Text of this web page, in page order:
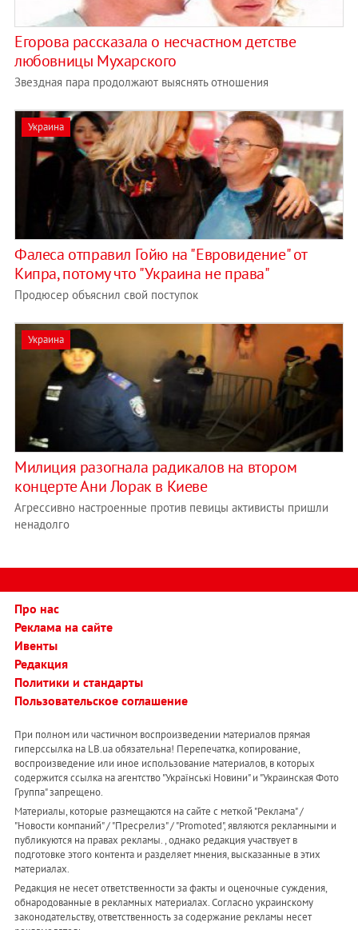
Егорова рассказала о несчастном детстве
любовницы Мухарского
Звездная пара продолжают выяснять отношения
Украина
Фалеса отправил Гойю на "Евровидение" от
Кипра, потому что "Украина не права"
Продюсер объяснил свой поступок
Украина
Милиция разогнала радикалов на втором
концерте Ани Лорак в Киеве
Агрессивно настроенные против певицы активисты пришли
ненадолго
Про нас
Реклама на сайте
Ивенты
Редакция
Политики и стандарты
Пользовательское соглашение
При полном или частичном воспроизведении материалов прямая
гиперссылка на LB.ua обязательна! Перепечатка, копирование,
воспроизведение или иное использование материалов, в которых
содержится ссылка на агентство "Українськi Новини" и "Украинская Фото
Группа" запрещено.
Материалы, которые размещаются на сайте с меткой "Реклама" /
"Новости компаний" / "Пресрелиз" / "Promoted", являются рекламными и
публикуются на правах рекламы. , однако редакция участвует в
подготовке этого контента и разделяет мнения, высказанные в этих
материалах.
Редакция не несет ответственности за факты и оценочные суждения,
обнародованные в рекламных материалах. Согласно украинскому
законодательству, ответственность за содержание рекламы несет